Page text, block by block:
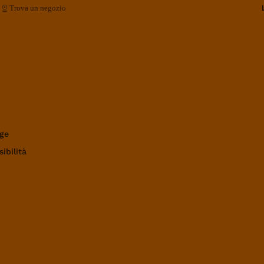
Trova un negozio